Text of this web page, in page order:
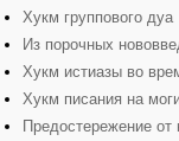
Хукм группового дуа
Из порочных
Хукм истиазы во
Хукм писания на
Предостережение от